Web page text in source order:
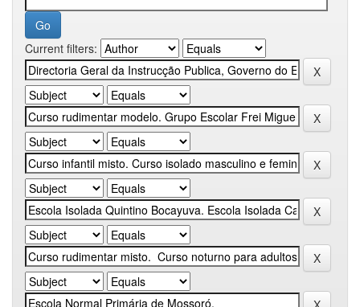
Current filters: